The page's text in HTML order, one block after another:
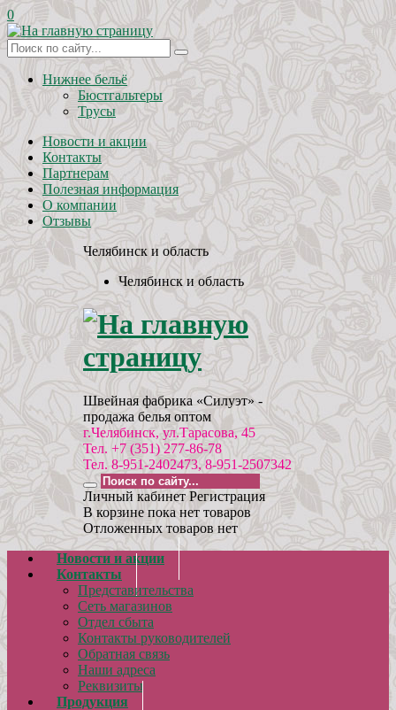
0
Нижнее бельё
Бюстгальтеры
Трусы
Новости и акции
Контакты
Партнерам
Полезная информация
О компании
Отзывы
Челябинск и область
Челябинск и область
Швейная фабрика «Силуэт» -
продажа белья оптом
г.Челябинск, ул.Тарасова, 45
Тел. +7 (351) 277-86-78
Тел. 8-951-2402473, 8-951-2507342
Личный кабинет Регистрация
В корзине пока нет товаров
Отложенных товаров нет
Новости и акции
Контакты
Представительства
Сеть магазинов
Отдел сбыта
Контакты руководителей
Обратная связь
Наши адреса
Реквизиты
Продукция